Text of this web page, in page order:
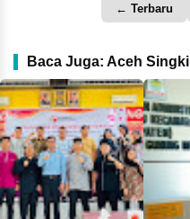
← Terbaru
Baca Juga: Aceh Singkil